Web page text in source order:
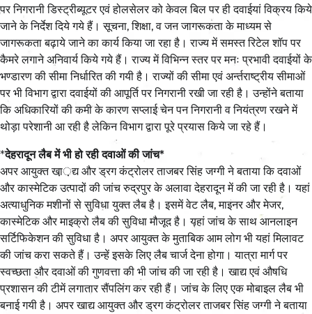
पर निगरानी डिस्ट्रीब्यूटर एवं होलसेलर को केवल बिल पर ही दवाईयां विक्रय किये
जाने के निर्देश दिये गये हैं। सूचना, शिक्षा, व जन जागरूकता के माध्यम से
जागरूकता बढ़ाये जाने का कार्य किया जा रहा है। राज्य में समस्त रिटेल शॉप पर
कैमरे लगाने अनिवार्य किये गये हैं। राज्य में विभिन्न स्तर पर मनः प्रभावी दवाईयों के
भण्डारण की सीमा निर्धारित की गयी है। राज्यों की सीमा एवं अर्न्तराष्ट्रीय सीमाओं
पर भी विभाग द्वारा दवाईयों की आपूर्ति पर निगरानी रखी जा रही है। उन्होंने बताया
कि अधिकारियों की कमी के कारण सप्लाई चेन पन निगरानी व नियंत्रण रखने में
थोड़ा परेशानी आ रही है लेकिन विभाग द्वारा पूरे प्रयास किये जा रहे हैं।
*देहरादून लैब में भी हो रही दवाओं की जांच*
अपर आयुक्त खा़़द्य और ड्रग कंट्रोलर ताजबर सिंह जग्गी ने बताया कि दवाओं
और कास्मेटिक उत्पादों की जांच रुद्रपुर के अलावा देहरादून में की जा रही है। यहां
अत्याधुनिक मशीनों से सुविधा युक्त लैब है। इसमें वेट लैब, माइनर और मेजर,
कास्मेटिक और माइक्रो लैब की सुविधा मौजूद है। यहां जांच के साथ आनलाइन
सर्टिफिकेशन की सुविधा है। अपर आयुक्त के मुताबिक आम लोग भी यहां मिलावट
की जांच करा सकते हैं। उन्हें इसके लिए लैब चार्ज देना होगा। यात्रा मार्ग पर
स्वच्छता और दवाओं की गुणवत्ता की भी जांच की जा रही है। खाद्य एवं औषधि
प्रशासन की टीमें लगातार सैंपलिंग कर रही हैं। जांच के लिए एक मोबाइल लैब भी
बनाई गयी है। अपर खाद्य आयुक्त और ड्रग कंट्रोलर ताजबर सिंह जग्गी ने बताया